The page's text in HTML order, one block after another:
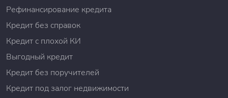
Рефинансирование кредита
Кредит без справок
Кредит с плохой КИ
Выгодный кредит
Кредит без поручителей
Кредит под залог недвижимости